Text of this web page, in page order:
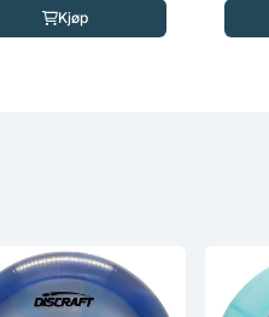
Kjøp